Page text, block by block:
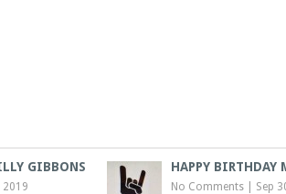
GIBBONS
2019
HAPPY BIRTHDAY
No Comments Sep